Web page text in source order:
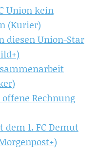
Union kein
(Kurier)
diesen Union-Star
Rechnung
1. FC Demut